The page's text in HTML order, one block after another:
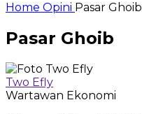
Home Opini Pasar Ghoib
Pasar Ghoib
Two Efly
Wartawan Ekonomi